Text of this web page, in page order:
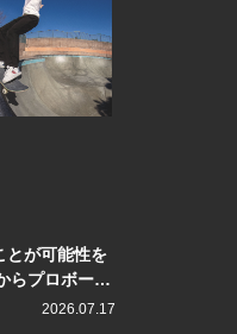
とが可能性を
らプロボート
星が体現する
2026.07.17